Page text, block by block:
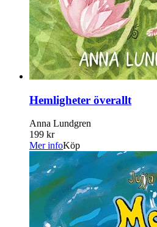
Hemligheter överallt
Anna Lundgren
199 kr
Mer infoKöp